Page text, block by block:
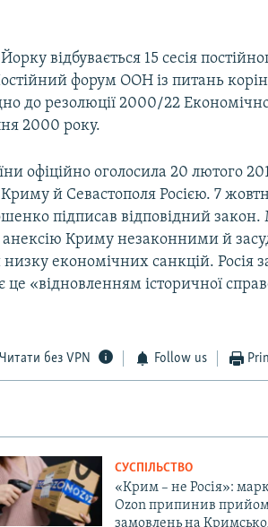
відбувається 15 сесія
форум ООН із питань
до резолюції 2000/22
2000 року.
офіційно оголосила 20 лютого
Криму й Севастополя Росією. 7
підписав відповідний закон.
Криму незаконними й
економічних санкцій. Росія
це «відновленням історичної
Читати без VPN Follow us
СУСПІЛЬСТВО
«Крим – не Росія»:
Ozon припинив
замовлень на